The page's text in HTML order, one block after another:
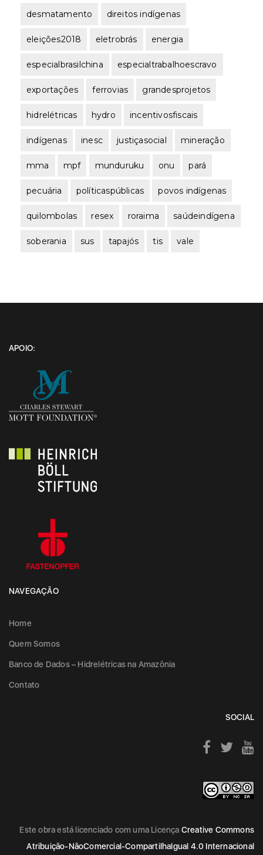
desmatamento direitos indígenas
eleições2018 eletrobrás energia
especialbrasilchina especialtrabalhoescravo
exportações ferrovias grandesprojetos
hidrelétricas hydro incentivosfiscais
indígenas inesc justiçasocial mineração
mma mpf munduruku onu pará
pecuária políticaspúblicas povos indígenas
quilombolas resex roraima saúdeindígena
soberania sus tapajós tis vale
APOIO:
NAVEGAÇÃO
Home
Quem Somos
Banco de Dados – Hidrelétricas na Amazônia
Contato
SOCIAL
Este obra está licenciado com uma Licença Creative Commons
Atribuição-NãoComercial-CompartilhaIgual 4.0 Internacional